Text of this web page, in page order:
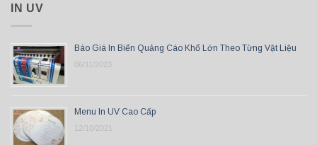
IN UV
Báo Giá In Biển Quảng Cáo Khổ Lớn Theo Từng Vật Liệu
06/11/2023
Menu In UV Cao Cấp
12/10/2021